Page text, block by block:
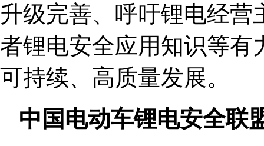
升级完善、呼吁锂电经
者锂电安全应用知识等有
可持续、高质量发展。
中国电动车锂电安全联